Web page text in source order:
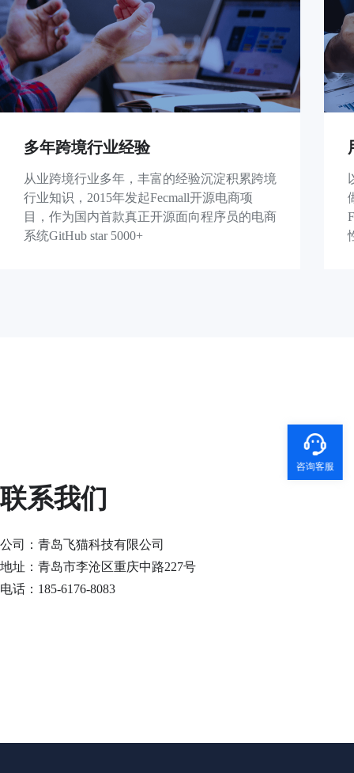
多年跨境行业经验
从业跨境行业多年，丰富的经验沉淀积累跨境
行业知识，2015年发起Fecmall开源电商项
目，作为国内首款真正开源面向程序员的电商
系统GitHub star 5000+
联系我们
公司：青岛飞猫科技有限公司
地址：青岛市李沧区重庆中路227号
电话：185-6176-8083
咨询客服